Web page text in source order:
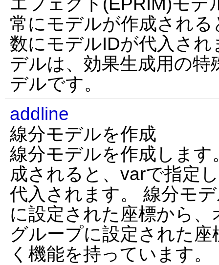
常にモデルが作成され
数にモデルIDが代入さ
デルは、効果生成用の
デルです。
addline
線分モデルを作成
線分モデルを作成しま
成されると、varで指定
代入されます。 線分モ
に設定された座標から
グループに設定された
く機能を持っています。